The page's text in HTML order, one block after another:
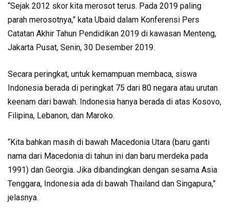
“Sejak 2012 skor kita merosot terus. Pada 2019 paling
parah merosotnya,” kata Ubaid dalam Konferensi Pers
Catatan Akhir Tahun Pendidikan 2019 di kawasan Menteng,
Jakarta Pusat, Senin, 30 Desember 2019.
Secara peringkat, untuk kemampuan membaca, siswa
Indonesia berada di peringkat 75 dari 80 negara atau urutan
keenam dari bawah. Indonesia hanya berada di atas Kosovo,
Filipina, Lebanon, dan Maroko.
“Kita bahkan masih di bawah Macedonia Utara (baru ganti
nama dari Macedonia di tahun ini dan baru merdeka pada
1991) dan Georgia. Jika dibandingkan dengan sesama Asia
Tenggara, Indonesia ada di bawah Thailand dan Singapura,”
jelasnya.